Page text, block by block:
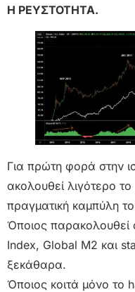
Η ΡΕΥΣΤΟΤΗΤΑ.
Για πρώτη φορά στην
ακολουθεί λιγότερο
πραγματική καμπύλη
Όποιος
Index, Global M2 και
ξεκάθαρα.
Όποιος κοιτά μόνο το